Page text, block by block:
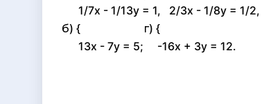
1/7x - 1/13y = 1, 2/3x - 1/8y = 1/2,
б) { г) {
13x - 7y = 5; -16x + 3y = 12.